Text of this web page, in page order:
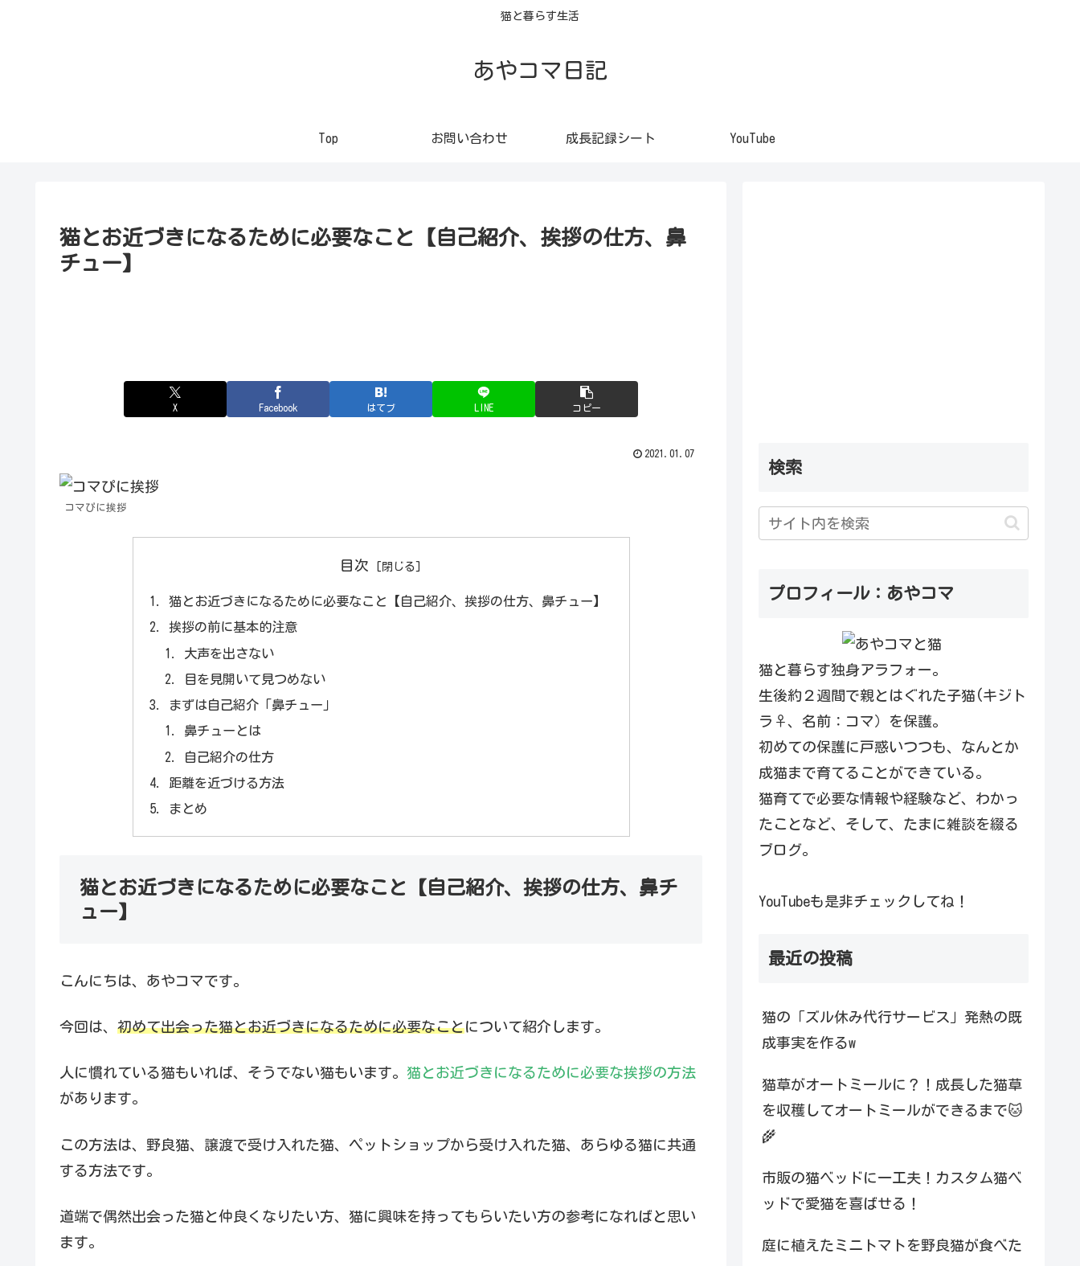
猫と暮らす生活
あやコマ日記
Top お問い合わせ 成長記録シート YouTube
猫とお近づきになるために必要なこと【自己紹介、挨拶の仕方、鼻
チュー】
X Facebook はてブ LINE コピー
2021.01.07
コマぴに挨拶
目次
猫とお近づきになるために必要なこと【自己紹介、挨拶の仕方、鼻チュー】
挨拶の前に基本的注意
大声を出さない
目を見開いて見つめない
まずは自己紹介「鼻チュー」
鼻チューとは
自己紹介の仕方
距離を近づける方法
まとめ
猫とお近づきになるために必要なこと【自己紹介、挨拶の仕方、鼻チ
ュー】
こんにちは、あやコマです。
今回は、 初めて出会った猫とお近づきになるために必要なことについて紹介します。
人に慣れている猫もいれば、そうでない猫もいます。 猫とお近づきになるために必要な挨拶の方法
があります。
この方法は、野良猫、譲渡で受け入れた猫、ペットショップから受け入れた猫、あらゆる猫に共通
する方法です。
道端で偶然出会った猫と仲良くなりたい方、猫に興味を持ってもらいたい方の参考になればと思い
ます。
検索
プロフィール：あやコマ
猫と暮らす独身アラフォー。
生後約２週間で親とはぐれた子猫(キジト
ラ♀、名前：コマ）を保護。
初めての保護に戸惑いつつも、なんとか
成猫まで育てることができている。
猫育てで必要な情報や経験など、わかっ
たことなど、そして、たまに雑談を綴る
ブログ。
YouTubeも是非チェックしてね！
最近の投稿
猫の「ズル休み代行サービス」発熱の既
成事実を作るw
猫草がオートミールに？！成長した猫草
を収穫してオートミールができるまで🐱
🌾
市販の猫ベッドに一工夫！カスタム猫ベ
ッドで愛猫を喜ばせる！
庭に植えたミニトマトを野良猫が食べた